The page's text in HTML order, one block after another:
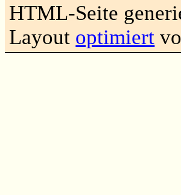
HTML-Seite
Layout optimiert